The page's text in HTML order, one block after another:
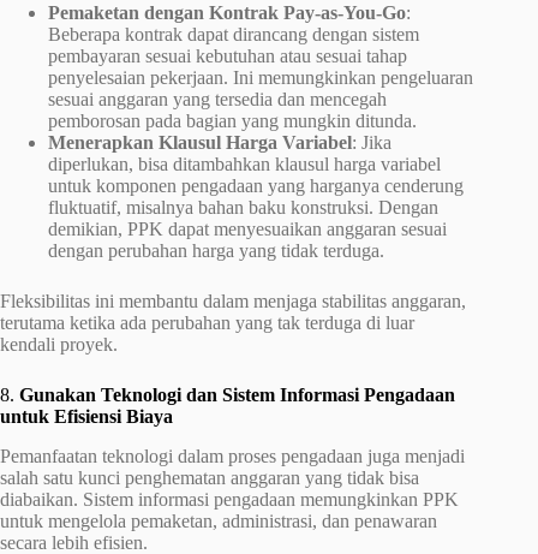
Pemaketan dengan Kontrak Pay-as-You-Go:
Beberapa kontrak dapat dirancang dengan sistem
pembayaran sesuai kebutuhan atau sesuai tahap
penyelesaian pekerjaan. Ini memungkinkan pengeluaran
sesuai anggaran yang tersedia dan mencegah
pemborosan pada bagian yang mungkin ditunda.
Menerapkan Klausul Harga Variabel: Jika
diperlukan, bisa ditambahkan klausul harga variabel
untuk komponen pengadaan yang harganya cenderung
fluktuatif, misalnya bahan baku konstruksi. Dengan
demikian, PPK dapat menyesuaikan anggaran sesuai
dengan perubahan harga yang tidak terduga.
Fleksibilitas ini membantu dalam menjaga stabilitas anggaran,
terutama ketika ada perubahan yang tak terduga di luar
kendali proyek.
8. Gunakan Teknologi dan Sistem Informasi Pengadaan
untuk Efisiensi Biaya
Pemanfaatan teknologi dalam proses pengadaan juga menjadi
salah satu kunci penghematan anggaran yang tidak bisa
diabaikan. Sistem informasi pengadaan memungkinkan PPK
untuk mengelola pemaketan, administrasi, dan penawaran
secara lebih efisien.